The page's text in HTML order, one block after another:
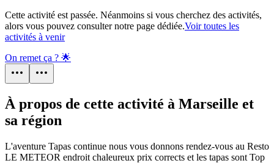
Cette activité est passée. Néanmoins si vous cherchez des activités,
alors vous pouvez consulter notre page dédiée.Voir toutes les
activités à venir
On remet ça ? 🌟
À propos de cette activité à Marseille et
sa région
L'aventure Tapas continue nous vous donnons rendez-vous au Resto
LE METEOR endroit chaleureux prix corrects et les tapas sont Top